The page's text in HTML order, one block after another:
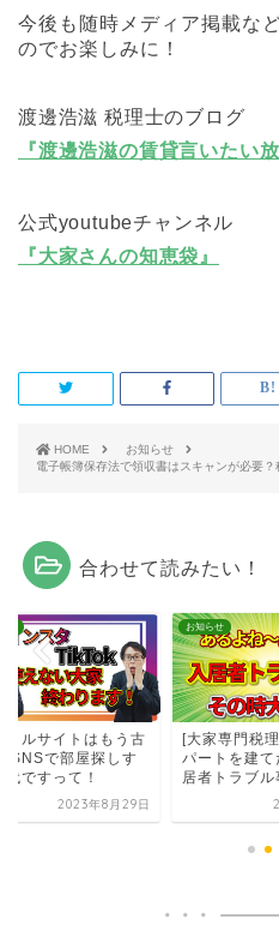
今後も随時メディア掲載な
のでお楽しみに！
渡邊浩滋 税理士のブログ
『渡邊浩滋の賃貸言いたい放
公式youtubeチャンネル
『大家さんの知恵袋』
HOME
お知らせ
電子帳簿保存法で領収書はスキャンが必要？
合わせて読みたい！
タルサイトはもう古
SNSで部屋探しす
代ですって！
2023年8月29日
お知らせ
[大家専門税
パートを建
居者トラブル